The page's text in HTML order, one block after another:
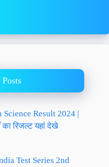
Result 2024 |
का रिजल्ट यहां देखे
Test Series 2nd